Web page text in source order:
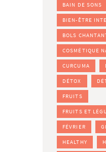
BAIN DE SONS
BIEN-ÊTRE
BOLS
COSMÉTIQUE
CURCUMA
DÉTOX
FRUITS
FRUITS ET
FÉVRIER
HEALTHY